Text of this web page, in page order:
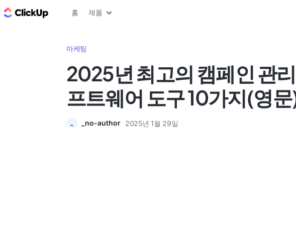
ClickUp 블로그
홈 제품
마케팅
2025년 최고의 캠페인 관
프트웨어 도구 10가지(영
_no-author 2025년 1월 29일